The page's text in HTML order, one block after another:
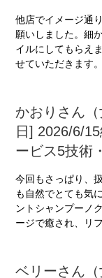
他店でイメージ通
願いしました。細
イルにしてもらえ
せていただきます。
かおりさん
日] 2026/6/
ービス5技術
今回もさっぱり、
も自然でとても気
ントシャンプーノ
ージで癒され、リ
ベリーさん